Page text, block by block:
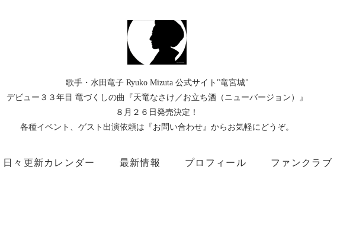
歌手・水田竜子 Ryuko Mizuta 公式サイト"竜宮城"
デビュー３３年目 竜づくしの曲『天竜なさけ／お立ち酒（ニューバージョン）』
８月２６日発売決定！
各種イベント、ゲスト出演依頼は『お問い合わせ』からお気軽にどうぞ。
日々更新カレンダー 最新情報 プロフィール ファンクラブ